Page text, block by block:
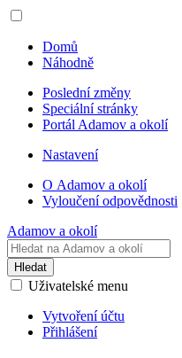
Domů
Náhodně
Poslední změny
Speciální stránky
Portál Adamov a okolí
Nastavení
O Adamov a okolí
Vyloučení odpovědnosti
Adamov a okolí
Hledat
Uživatelské menu
Vytvoření účtu
Přihlášení